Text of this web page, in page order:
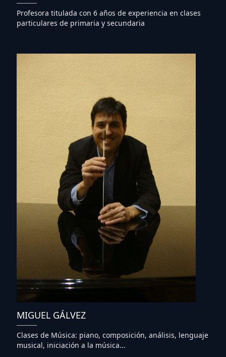
Profesora titulada con 6 años de experiencia en clases
particulares de primaria y secundaria
MIGUEL GÁLVEZ
Clases de Música: piano, composición, análisis, lenguaje
musical, iniciación a la música...